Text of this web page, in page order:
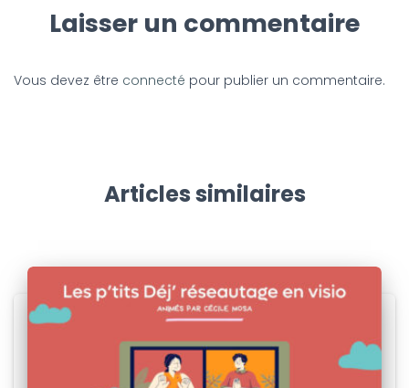
Laisser un commentaire
Vous devez être connecté pour publier un commentaire.
Articles similaires